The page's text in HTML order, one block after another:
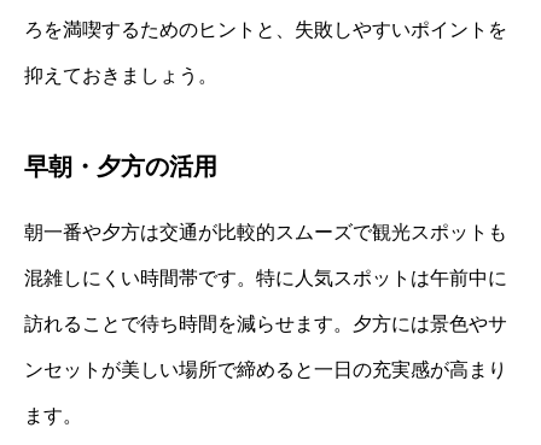
ろを満喫するためのヒントと、失敗しやすいポイントを
抑えておきましょう。
早朝・夕方の活用
朝一番や夕方は交通が比較的スムーズで観光スポットも
混雑しにくい時間帯です。特に人気スポットは午前中に
訪れることで待ち時間を減らせます。夕方には景色やサ
ンセットが美しい場所で締めると一日の充実感が高まり
ます。